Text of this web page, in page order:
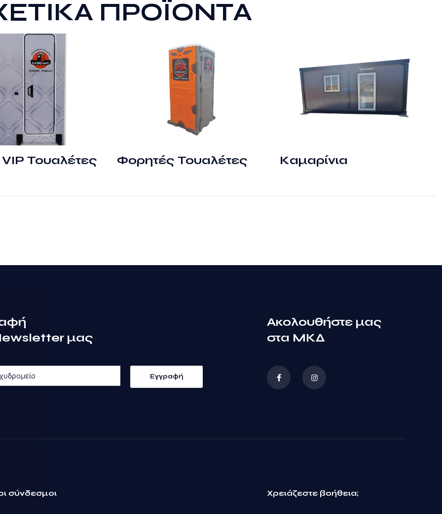
ΠΡΟΪΌΝΤΑ
Τουαλέτες Φορητές Τουαλέτες Καμαρίνια
μας
Ακολουθήστε μας
στα ΜΚΔ
σύνδεσμοι Χρειάζεστε βοήθεια;